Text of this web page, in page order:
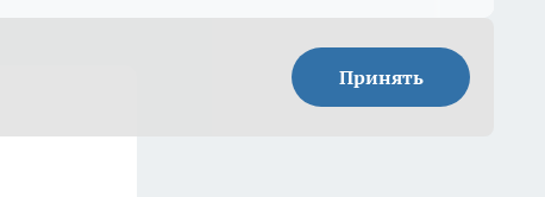
Принять